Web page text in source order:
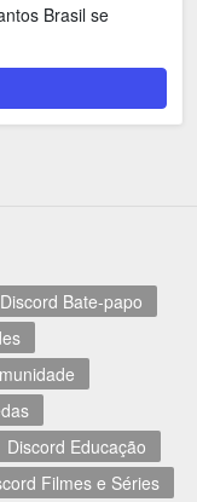
Brasil se
Discord Bate-papo
Discord Educação
Filmes e Séries